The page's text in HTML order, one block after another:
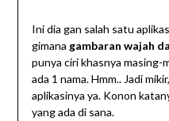
Ini dia gan salah satu
gimana gambaran wajah
punya ciri khasnya masing-
ada 1 nama. Hmm.. Jadi
aplikasinya ya. Konon
yang ada di sana.